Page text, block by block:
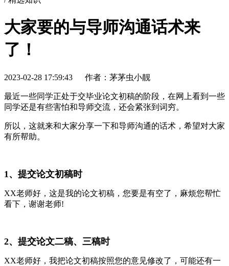
大家要的与导师沟通话术来
了！
2023-02-28 17:59:43 作者：茅茅虫小靓
最近一些同学正处于交毕业论文初稿的阶段，在网上看到一些
同学还是有些害怕和导师交流，还会紧张到词穷。
所以，这就来和大家分享一下和导师沟通的话术，希望对大家
有所帮助。
1、提交论文初稿时
XX老师好，这是我的论文初稿，您要是有空了，麻烦您帮忙
看下，谢谢老师!
2、提交论文二稿、三稿时
XX老师好，我把论文初稿按照您的意见修改了，可能还有一